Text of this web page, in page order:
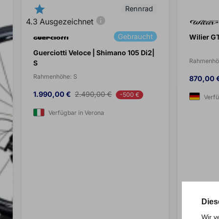
Wir
star
4.3 Ausgezeichnet info
Rennrad
Gebraucht
Guerciotti Veloce | Shimano 105 Di2|
S
Rahmenhöhe: S
Preis
1.990,00 € Verkaufspreis
2.490,00 € -500 €
Verfügbar in Verona
Wilier
Preis
870,00